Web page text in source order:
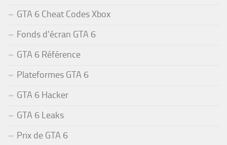
GTA 6 Cheat Codes Xbox
Fonds d'écran GTA 6
GTA 6 Référence
Plateformes GTA 6
GTA 6 Hacker
GTA 6 Leaks
Prix de GTA 6